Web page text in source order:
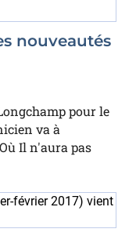
nouveautés
pour le
va à
Il n'aura pas